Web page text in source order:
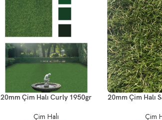
20mm Çim Halı Curly 1950gr
Çim Halı
20mm Çim Halı
Çim